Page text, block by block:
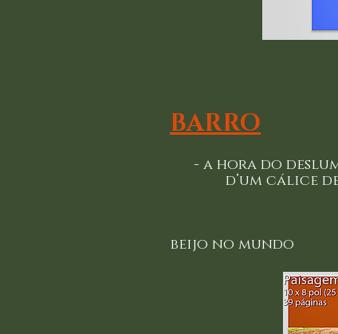
BARRO
- a hora do
d’um
- do
beijo no mundo